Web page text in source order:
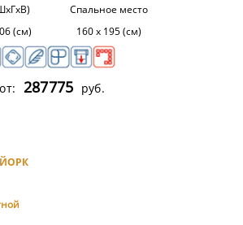
(см)
Спальное место
160 х 195 (см)
287775 руб.